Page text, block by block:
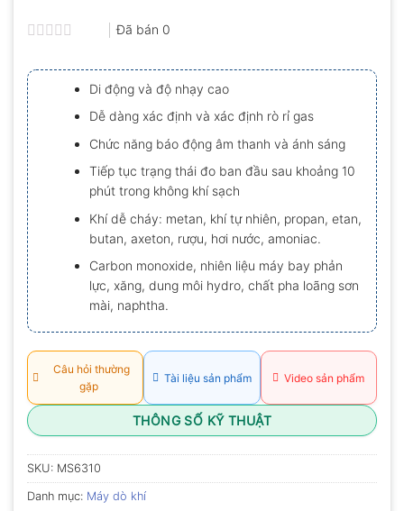
xếp
hạng
0.0
5
sao
Đã bán 0
Di động và độ nhạy cao
Dễ dàng xác định và xác định rò rỉ gas
Chức năng báo động âm thanh và ánh sáng
Tiếp tục trạng thái đo ban đầu sau khoảng 10
phút trong không khí sạch
Khí dễ cháy: metan, khí tự nhiên, propan, etan,
butan, axeton, rượu, hơi nước, amoniac.
Carbon monoxide, nhiên liệu máy bay phản
lực, xăng, dung môi hydro, chất pha loãng sơn
mài, naphtha.
Câu hỏi thường
gặp
Tài liệu sản phẩm Video sản phẩm
THÔNG SỐ KỸ THUẬT
SKU: MS6310
Danh mục: Máy dò khí